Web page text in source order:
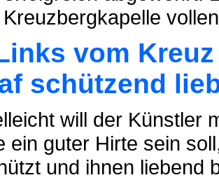
Kreuzbergkapelle
vom
schützend
will der Künstler
ein guter Hirte sein
und ihnen liebend